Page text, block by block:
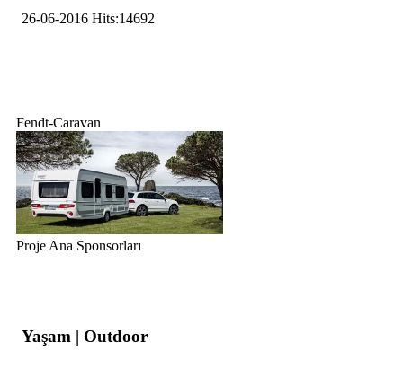
26-06-2016 Hits:14692
Fendt-Caravan
Proje Ana Sponsorları
Yaşam | Outdoor